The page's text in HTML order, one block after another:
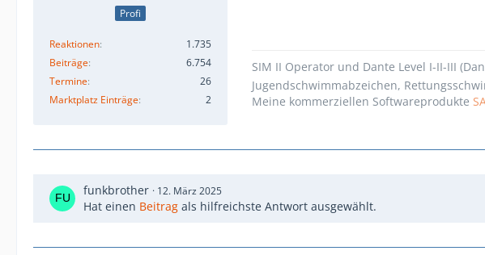
Profi
Reaktionen
1.735
Beiträge
6.754
Termine
26
Marktplatz Einträge
2
SIM II Operator und Dante Level I-II-III
Jugendschwimmabzeichen,
Meine kommerziellen Softwareprodukte
funkbrother 12. März 2025
Hat einen Beitrag als hilfreichste Antwort ausgewählt.